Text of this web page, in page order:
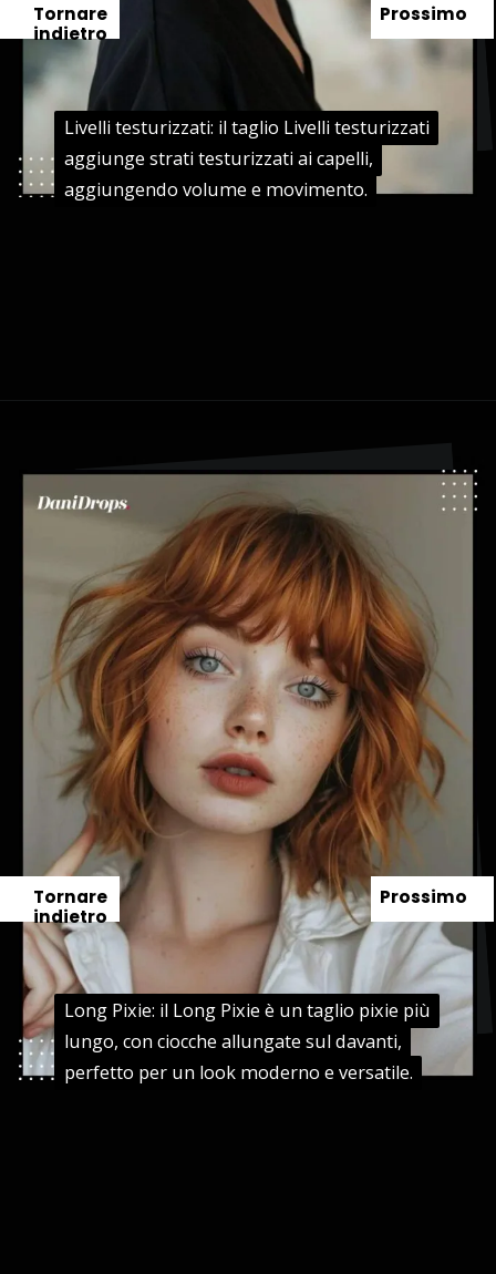
Livelli testurizzati: il taglio Livelli testurizzati
aggiunge strati testurizzati ai capelli,
aggiungendo volume e movimento.
Livelli testurizzati: il taglio Livelli testurizzati
aggiunge strati testurizzati ai capelli,
aggiungendo volume e movimento.
Prossimo
Tornare
indietro
Long Pixie: il Long Pixie è un taglio pixie più
lungo, con ciocche allungate sul davanti,
perfetto per un look moderno e versatile.
Long Pixie: il Long Pixie è un taglio pixie più
lungo, con ciocche allungate sul davanti,
perfetto per un look moderno e versatile.
Prossimo
Tornare
indietro